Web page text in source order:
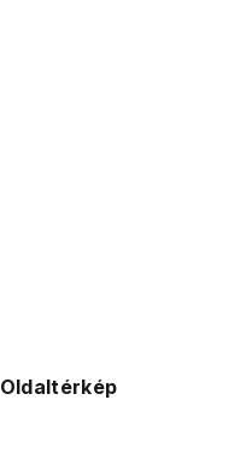
Oldaltérkép